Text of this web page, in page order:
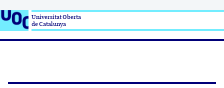
Universitat Oberta
de Catalunya